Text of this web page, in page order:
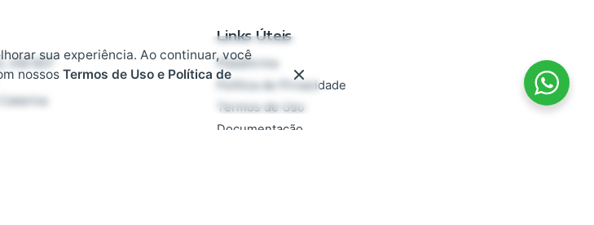
KM 607
Links Úteis
Plataforma
Política de Privacidade
Termos de Uso
Documentação
sua experiência. Ao continuar, você
nossos Termos de Uso e Política de